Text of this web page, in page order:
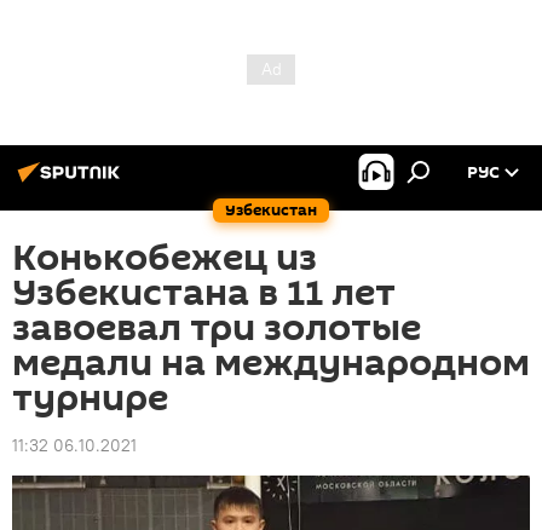
Узбекистан
РУС
Конькобежец из
Узбекистана в 11 лет
завоевал три золотые
медали на международном
турнире
11:32 06.10.2021